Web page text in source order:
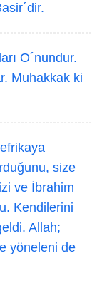
O´nundur.
Muhakkak ki
size
ve İbrahim
Kendilerini
Allah;
yöneleni de